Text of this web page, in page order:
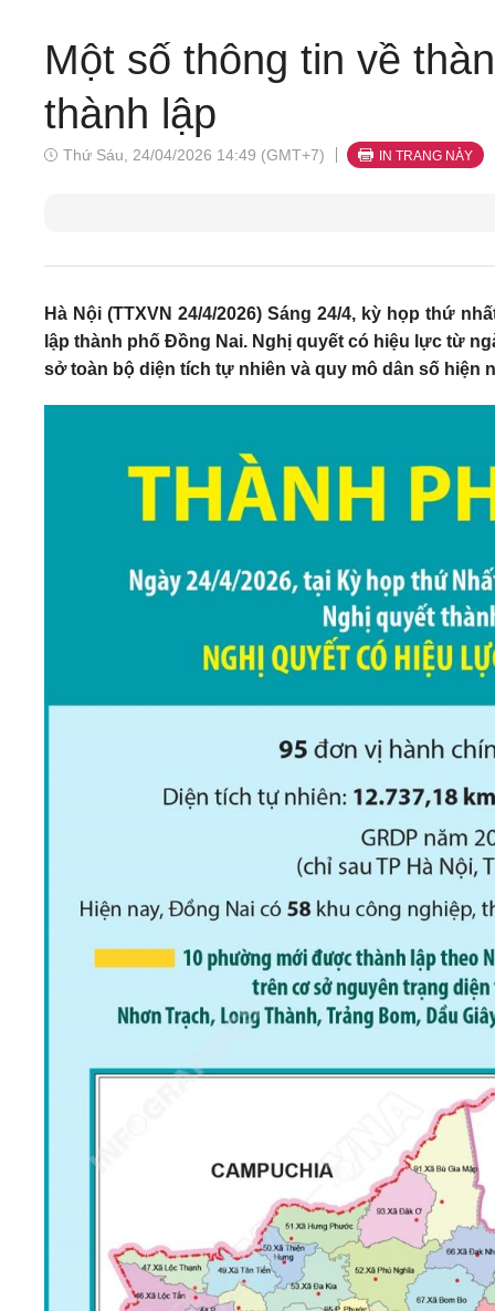
Một số thông tin về
thành lập
Thứ Sáu, 24/04/2026 14:49 (GMT+7) IN TRANG NÀY
Hà Nội (TTXVN 24/4/2026) Sáng 24/4, kỳ họp thứ
lập thành phố Đồng Nai. Nghị quyết có hiệu lực từ
sở toàn bộ diện tích tự nhiên và quy mô dân số